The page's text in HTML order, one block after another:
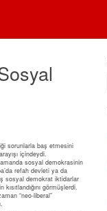
sorunlarla baş etmesini
içindeydi.
sosyal demokrasinin
refah devleti ya da
sosyal demokrat iktidarlar
görmüşlerdi.
“neo-liberal”